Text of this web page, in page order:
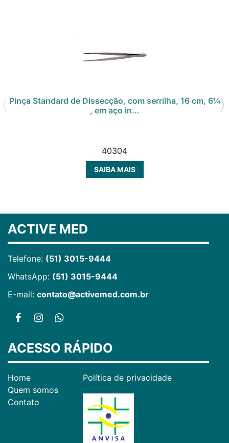
Pinça Standard de Dissecção, com serrilha, 16 cm, 6¼
, em aço in...
40304
SAIBA MAIS
ACTIVE MED
Telefone: (51) 3015-9444
WhatsApp: (51) 3015-9444
E-mail: contato@activemed.com.br
ACESSO RÁPIDO
Home
Quem somos
Contato
Política de privacidade